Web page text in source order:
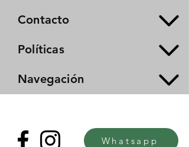
Contacto
Políticas
Navegación
Whatsapp